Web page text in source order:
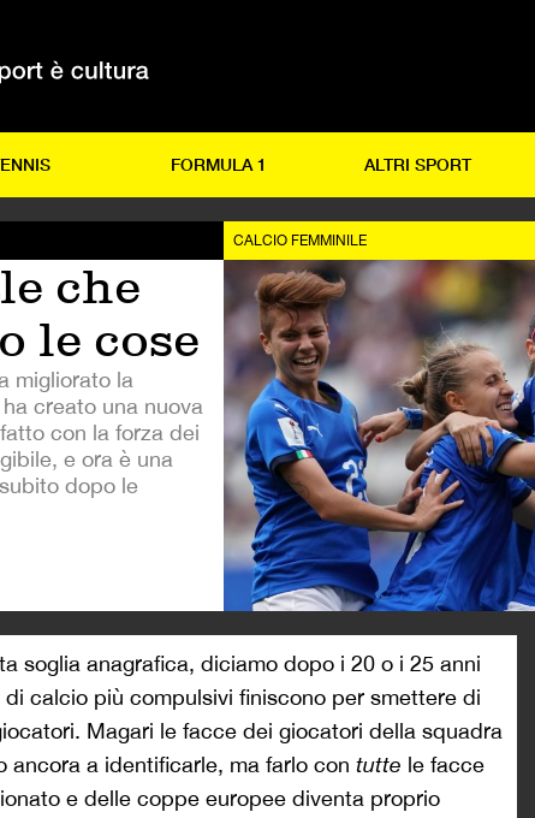
FORMULA 1 ALTRI SPORT
che
le cose
migliorato la
creato una nuova
con la forza dei
e ora è una
dopo le
CALCIO FEMMINILE
soglia anagrafica, diciamo dopo i 20 o i 25 anni
calcio più compulsivi finiscono per smettere di
Magari le facce dei giocatori della squadra
ancora a identificarle, ma farlo con tutte le facce
e delle coppe europee diventa proprio